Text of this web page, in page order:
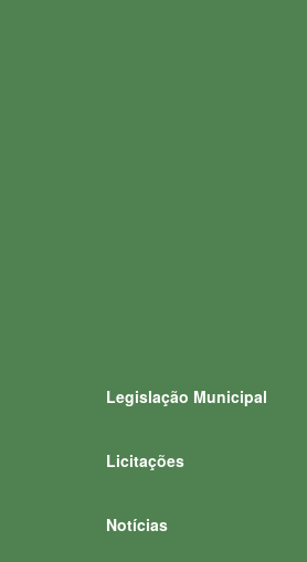
Legislação Municipal
Licitações
Notícias